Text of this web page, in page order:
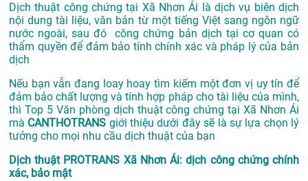
Dịch thuật công chứng tại Xã Nhơn Ái là dịch vụ biên dịch
nội dung tài liệu, văn bản từ một tiếng Việt sang ngôn ngữ
nước ngoài, sau đó công chứng bản dịch tại cơ quan có
thẩm quyền để đảm bảo tính chính xác và pháp lý của bản
dịch
Nếu bạn vẫn đang loay hoay tìm kiếm một đơn vị uy tín để
đảm bảo chất lượng và tính hợp pháp cho tài liệu của mình,
thì Top 5 Văn phòng dịch thuật công chứng tại Xã Nhơn Ái
mà CANTHOTRANS giới thiệu dưới đây sẽ là sự lựa chọn lý
tưởng cho mọi nhu cầu dịch thuật của bạn
Dịch thuật PROTRANS Xã Nhơn Ái: dịch công chứng chính
xác, bảo mật